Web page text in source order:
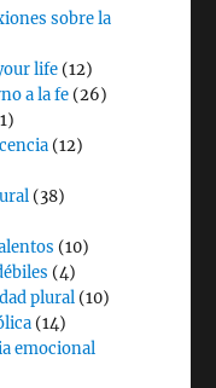
sobre la
life (12)
a la fe (26)
(12)
(38)
(10)
(4)
plural (10)
(14)
emocional